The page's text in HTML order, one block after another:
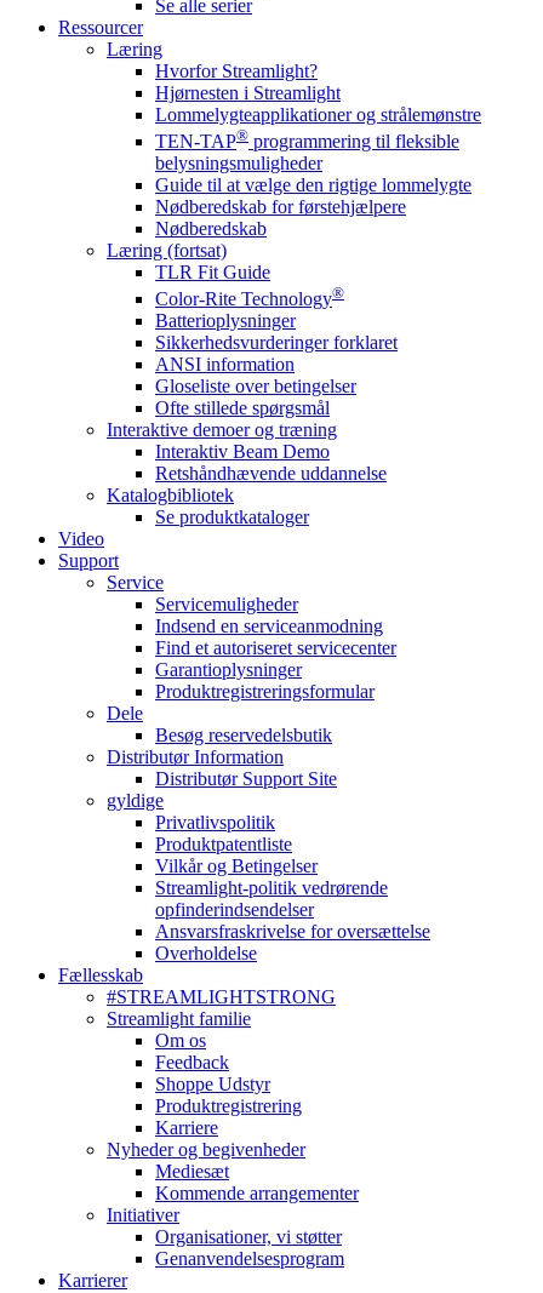
Se alle serier
Ressourcer
Læring
Hvorfor Streamlight?
Hjørnesten i Streamlight
Lommelygteapplikationer og strålemønstre
TEN-TAP® programmering til fleksible
belysningsmuligheder
Guide til at vælge den rigtige lommelygte
Nødberedskab for førstehjælpere
Nødberedskab
Læring (fortsat)
TLR Fit Guide
Color-Rite Technology®
Batterioplysninger
Sikkerhedsvurderinger forklaret
ANSI information
Gloseliste over betingelser
Ofte stillede spørgsmål
Interaktive demoer og træning
Interaktiv Beam Demo
Retshåndhævende uddannelse
Katalogbibliotek
Se produktkataloger
Video
Support
Service
Servicemuligheder
Indsend en serviceanmodning
Find et autoriseret servicecenter
Garantioplysninger
Produktregistreringsformular
Dele
Besøg reservedelsbutik
Distributør Information
Distributør Support Site
gyldige
Privatlivspolitik
Produktpatentliste
Vilkår og Betingelser
Streamlight-politik vedrørende
opfinderindsendelser
Ansvarsfraskrivelse for oversættelse
Overholdelse
Fællesskab
#STREAMLIGHTSTRONG
Streamlight familie
Om os
Feedback
Shoppe Udstyr
Produktregistrering
Karriere
Nyheder og begivenheder
Mediesæt
Kommende arrangementer
Initiativer
Organisationer, vi støtter
Genanvendelsesprogram
Karrierer